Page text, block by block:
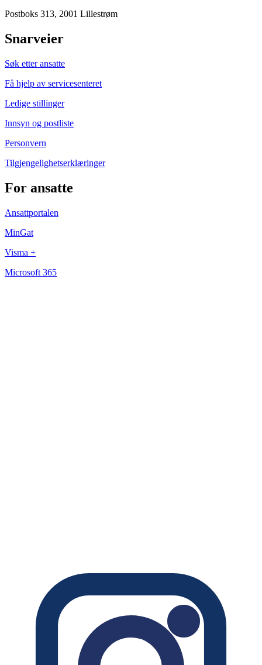
Postboks 313, 2001 Lillestrøm
Snarveier
Søk etter ansatte
Få hjelp av servicesenteret
Ledige stillinger
Innsyn og postliste
Personvern
Tilgjengelighetserklæringer
For ansatte
Ansattportalen
MinGat
Visma +
Microsoft 365